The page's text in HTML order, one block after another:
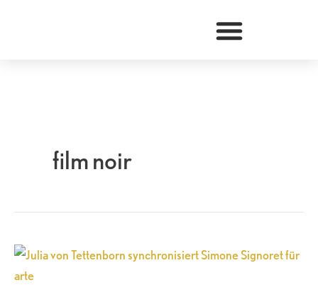
film noir
Julia
von